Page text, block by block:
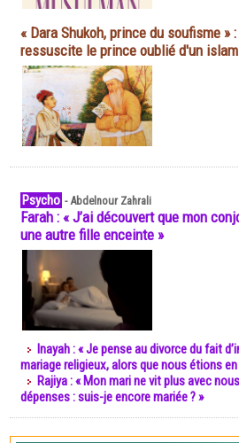
« Dara Shukoh, prince du soufisme »
ressuscite le prince oublié d'un
Psycho -Abdelnour Zahrali
Farah : « J’ai découvert que mon
une autre fille enceinte »
Inayah : « Je pense au divorce du fait
mariage religieux, alors que nous étions
Rajiya : « Mon mari ne vit plus avec
dépenses : suis-je encore mariée ? »